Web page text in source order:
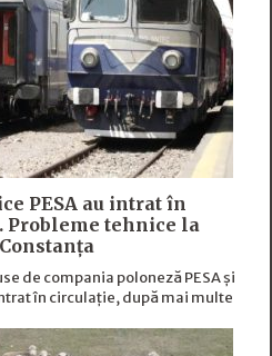
PESA au intrat în
tehnice la
de compania poloneză PESA și
în circulație, după mai multe